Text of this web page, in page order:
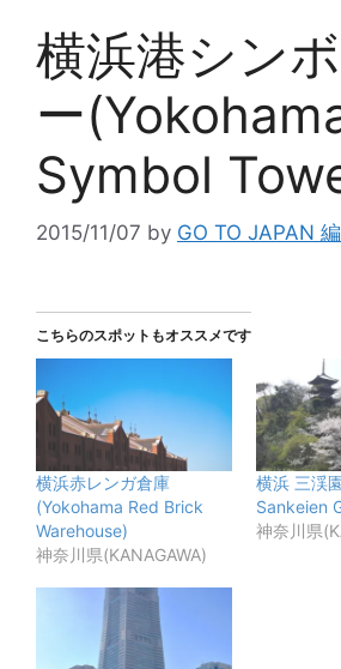
横浜港シン
ー
Symbol
2015/11/07 by GO TO JAPAN
こちらのスポットもオススメです
横浜赤レンガ倉庫
(Yokohama Red Brick
Warehouse)
神奈川県(KANAGAWA)
横浜 三渓
Sankeien
神奈川県